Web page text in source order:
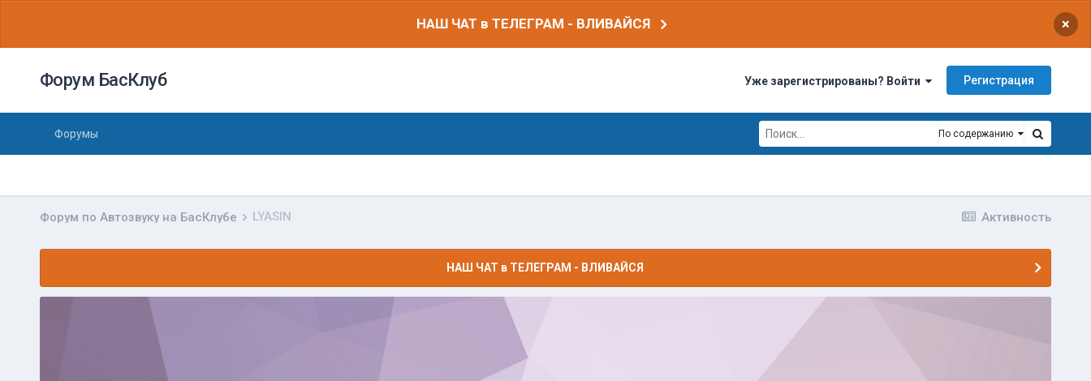
НАШ ЧАТ в ТЕЛЕГРАМ - ВЛИВАЙСЯ ×
Форум БасКлуб Уже зарегистрированы? Войти Регистрация
Форумы По содержанию
Активность
Форум по Автозвуку на БасКлубе LYASIN
НАШ ЧАТ в ТЕЛЕГРАМ - ВЛИВАЙСЯ